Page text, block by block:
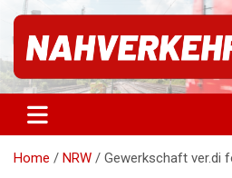
Nahverkehr NRW
Für einen starken Nahverkehr in
Home NRW Gewerkschaft ver.di